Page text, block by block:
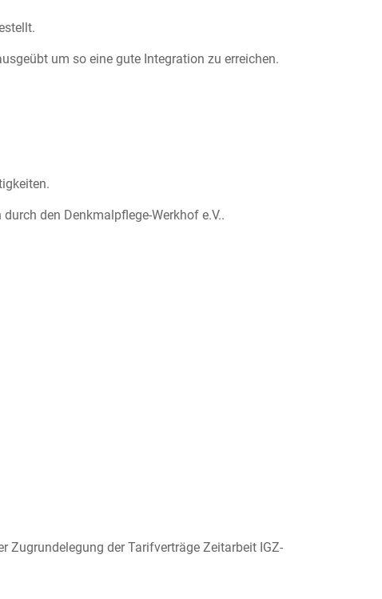
um so eine gute Integration zu erreichen.
den Denkmalpflege-Werkhof e.V..
Zugrundelegung der Tarifverträge Zeitarbeit IGZ-